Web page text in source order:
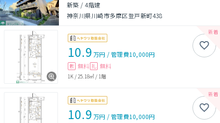
新築 /4階建
神奈川県川崎市多摩区登戸新町438
10.9 万円 /管理費10,000円
敷 無料 礼 無料
1K /25.18㎡ / 1階
10.9 万円 /管理費10,000円